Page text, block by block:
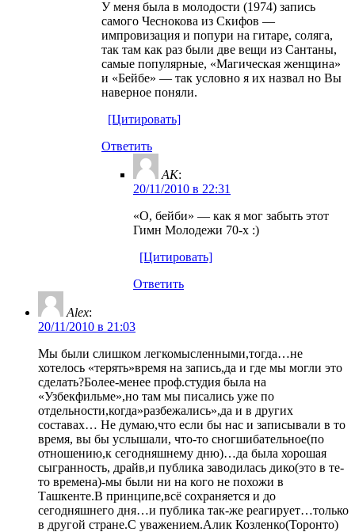
У меня была в молодости (1974) запись
самого Чеснокова из Скифов —
импровизация и попури на гитаре, соляга,
так там как раз были две вещи из Сантаны,
самые популярные, «Магическая женщина»
и «Бейбе» — так условно я их назвал но Вы
наверное поняли.
[Цитировать]
Ответить
AK:
20/11/2010 в 22:31
«О, бейби» — как я мог забыть этот
Гимн Молодежи 70-х :)
[Цитировать]
Ответить
Alex:
20/11/2010 в 21:03
Мы были слишком легкомысленными,тогда…не
хотелось «терять»время на запись,да и где мы могли это
сделать?Более-менее проф.студия была на
«Узбекфильме»,но там мы писались уже по
отдельности,когда»разбежались»,да и в других
составах… Не думаю,что если бы нас и записывали в то
время, вы бы услышали, что-то сногшибательное(по
отношению,к сегодняшнему дню)…да была хорошая
сыгранность, драйв,и публика заводилась дико(это в те-
то времена)-мы были ни на кого не похожи в
Ташкенте.В принципе,всё сохраняется и до
сегодняшнего дня…и публика так-же реагирует…только
в другой стране.С уважением.Алик Козленко(Торонто)